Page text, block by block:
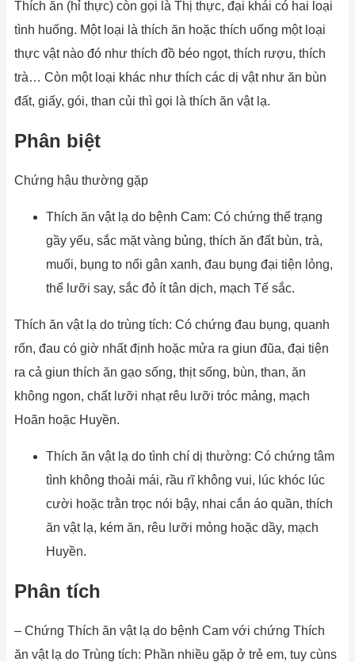
Thích ăn (hỉ thực) còn gọi là Thị thực, đại khái có hai loại
tình huống. Một loại là thích ăn hoặc thích uống một loại
thực vật nào đó như thích đồ béo ngọt, thích rượu, thích
trà… Còn một loại khác như thích các dị vật như ăn bùn
đất, giấy, gói, than củi thì gọi là thích ăn vật lạ.
Phân biệt
Chứng hậu thường gặp
Thích ăn vật lạ do bệnh Cam: Có chứng thể trạng
gầy yếu, sắc mặt vàng bủng, thích ăn đất bùn, trà,
muối, bụng to nổi gân xanh, đau bụng đại tiện lỏng,
thể lưỡi say, sắc đỏ ít tân dịch, mạch Tế sắc.
Thích ăn vật lạ do trùng tích: Có chứng đau bụng, quanh
rốn, đau có giờ nhất định hoặc mửa ra giun đũa, đại tiện
ra cả giun thích ăn gạo sống, thịt sống, bùn, than, ăn
không ngon, chất lưỡi nhạt rêu lưỡi tróc mảng, mạch
Hoãn hoặc Huyền.
Thích ăn vật lạ do tình chí dị thường: Có chứng tâm
tình không thoải mái, rầu rĩ không vui, lúc khóc lúc
cười hoặc trằn trọc nói bậy, nhai cắn áo quần, thích
ăn vật lạ, kém ăn, rêu lưỡi mỏng hoặc dầy, mạch
Huyền.
Phân tích
– Chứng Thích ăn vật lạ do bệnh Cam với chứng Thích
ăn vật lạ do Trùng tích: Phần nhiều gặp ở trẻ em, tuy cùns